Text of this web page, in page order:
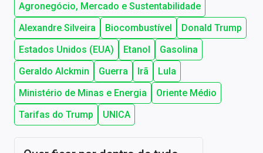
Agronegócio, Mercado e Sustentabilidade
Alexandre Silveira
Biocombustível
Donald Trump
Estados Unidos (EUA)
Etanol
Gasolina
Geraldo Alckmin
Guerra Irã
Lula
Ministério de Minas e Energia
Oriente Médio
Tarifas do Trump
UNICA